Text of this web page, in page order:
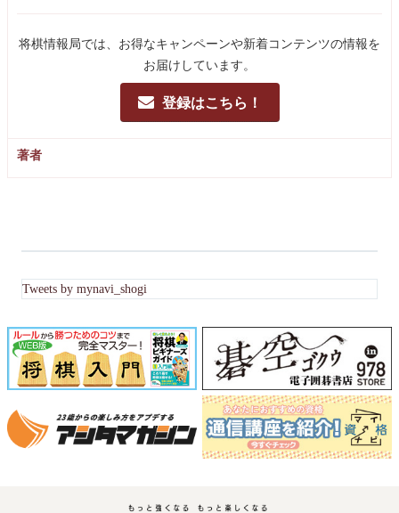
将棋情報局では、お得なキャンペーンや新着コンテンツの情報を
お届けしています。
登録はこちら！
著者
Tweets by mynavi_shogi